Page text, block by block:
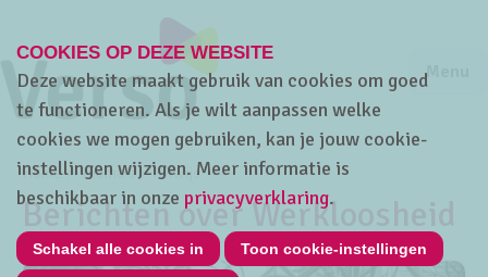
Jump
Menu
Home Thema's HRwijs
Berichten over Werkloosheid
COOKIES OP DEZE WEBSITE
Deze website maakt gebruik van cookies om goed
te functioneren. Als je wilt aanpassen welke
cookies we mogen gebruiken, kan je jouw cookie-
instellingen wijzigen. Meer informatie is
beschikbaar in onze privacyverklaring.
Schakel alle cookies in Toon cookie-instellingen